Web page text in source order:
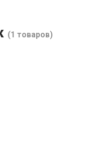
(1 товаров)